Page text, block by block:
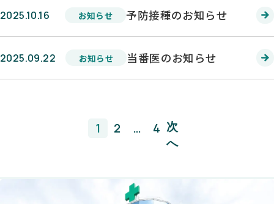
2025.10.16 お知らせ 予防接種のお知らせ
2025.09.22 お知らせ 当番医のお知らせ
1 2 … 4 次
へ